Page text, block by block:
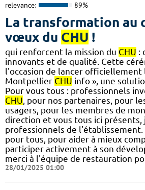
relevance: 89%
La transformation au
vœux du CHU !
qui renforcent la mission du CHU :
innovants et de qualité. Cette
l'occasion de lancer officiellement
Montpellier CHU info », une
Pour vous tous : professionnels
CHU , pour nos partenaires, pour
usagers, pour les membres de
direction et vous tous ici présents,
professionnels de
pour tous, pour aider à mieux
participer activement à son
merci à l'équipe de restauration
28/01/2025 01:00